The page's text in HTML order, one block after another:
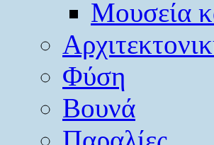
Μουσεία
Φύση
Βουνά